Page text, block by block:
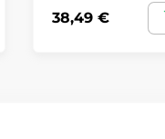
38,49 €